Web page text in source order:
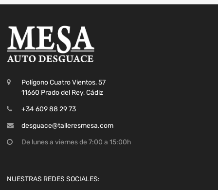
Polígono Cuatro Vientos, 57
11660 Prado del Rey, Cádiz
+34 609 88 29 73
desguace@talleresmesa.com
De lunes a viernes de 7:00 a 15:00h
NUESTRAS REDES SOCIALES: